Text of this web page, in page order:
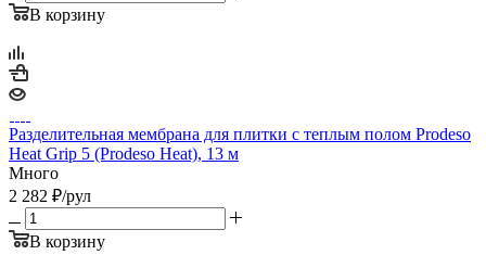
В корзину
Разделительная мембрана для плитки с теплым полом Prodeso
Heat Grip 5 (Prodeso Heat), 13 м
Много
2 282 ₽/рул
В корзину